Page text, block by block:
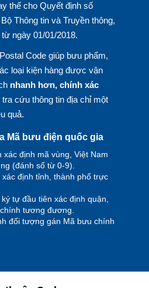
thế cho Quyết định số
Thông tin và Truyền thông,
ngày 01/01/2018.
Code giúp bưu phẩm,
loại kiện hàng được vận
nhanh hơn, chính xác
cứu thông tin địa chỉ một
quả.
Mã bưu điện quốc gia
định mã vùng, Việt Nam
(đánh số từ 0-9).
định tỉnh, thành phố trực
tự đầu tiên xác định quận,
tương đương.
đối tượng gán Mã bưu chính